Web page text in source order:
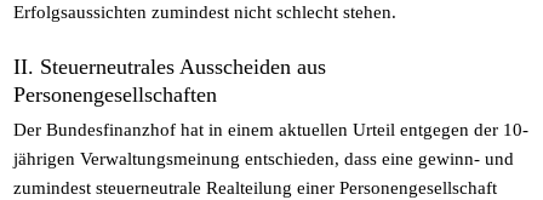
Erfolgsaussichten zumindest nicht schlecht stehen.
II. Steuerneutrales Ausscheiden aus
Personengesellschaften
Der Bundesfinanzhof hat in einem aktuellen Urteil entgegen der 10-
jährigen Verwaltungsmeinung entschieden, dass eine gewinn- und
zumindest steuerneutrale Realteilung einer Personengesellschaft